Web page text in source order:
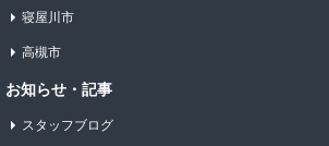
寝屋川市
高槻市
お知らせ・記事
スタッフブログ